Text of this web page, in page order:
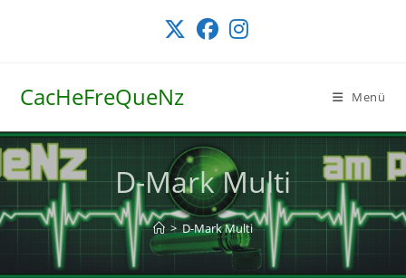
CacHeFreQueNz Menü
D-Mark Multi
> D-Mark Multi